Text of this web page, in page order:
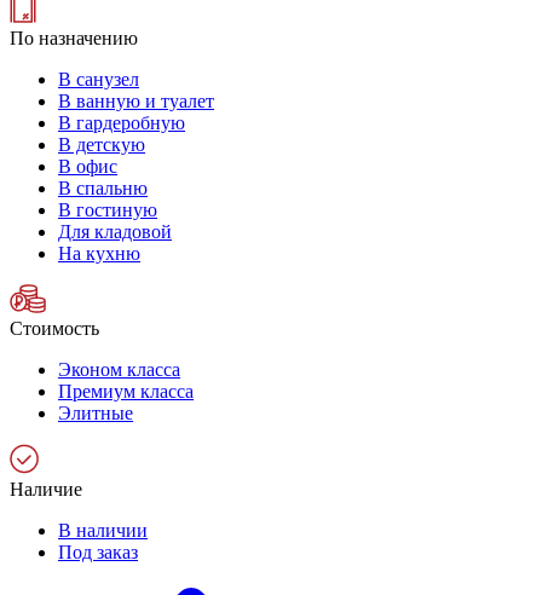
По назначению
В санузел
В ванную и туалет
В гардеробную
В детскую
В офис
В спальню
В гостиную
Для кладовой
На кухню
Стоимость
Эконом класса
Премиум класса
Элитные
Наличие
В наличии
Под заказ